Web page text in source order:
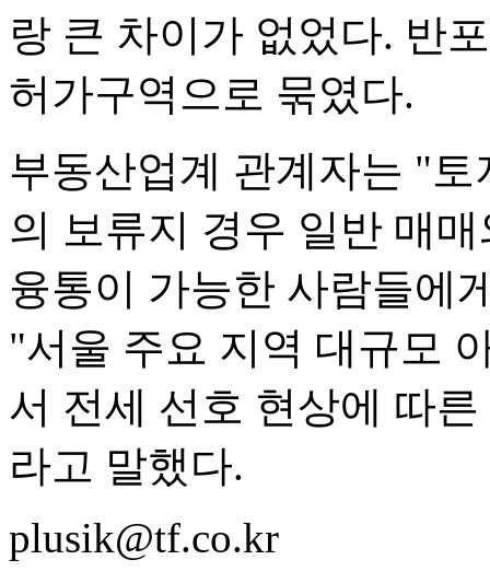
랑 큰 차이가 없었다. 반
허가구역으로 묶였다.
부동산업계 관계자는 "
의 보류지 경우 일반 매
융통이 가능한 사람들에
"서울 주요 지역 대규모
서 전세 선호 현상에 따
라고 말했다.
plusik@tf.co.kr